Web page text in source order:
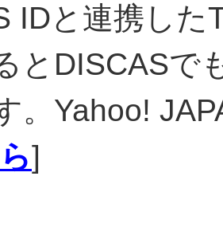
IDと連携した
とDISCASで
。Yahoo!
]